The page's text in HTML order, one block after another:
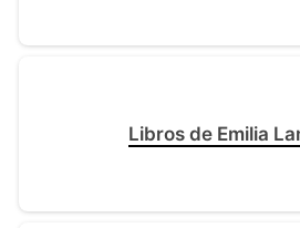
Libros de Emilia